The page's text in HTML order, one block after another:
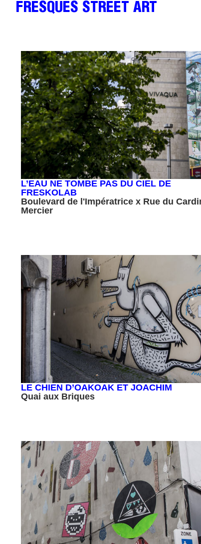
FRESQUES STREET ART
L’EAU NE TOMBE PAS DU CIEL DE
FRESKOLAB
Boulevard de l'Impératrice x Rue du
Mercier
LE CHIEN D’OAKOAK ET JOACHIM
Quai aux Briques